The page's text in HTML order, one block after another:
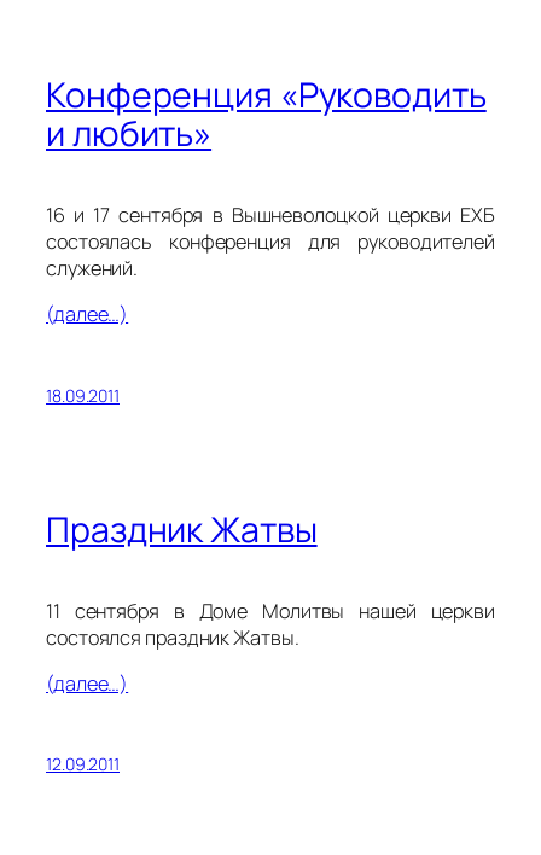
Конференция «Руководить
и любить»
16 и 17 сентября в Вышневолоцкой церкви ЕХБ
состоялась конференция для руководителей
служений.
(далее…)
18.09.2011
Праздник Жатвы
11 сентября в Доме Молитвы нашей церкви
состоялся праздник Жатвы.
(далее…)
12.09.2011